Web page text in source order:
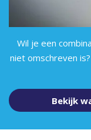
Wil je een
niet omschreven
Bekijk